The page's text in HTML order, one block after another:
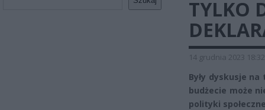
TYLKO
14 grudnia 2023 18:32
Były dyskusje
budżecie może
polityki